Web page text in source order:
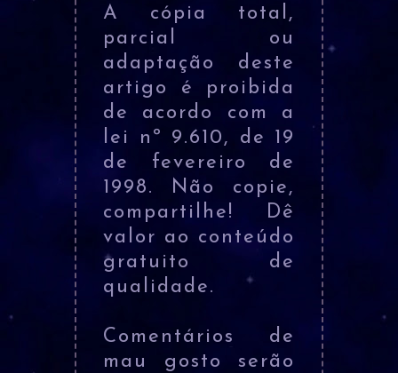
A cópia total,
parcial ou
adaptação deste
artigo é proibida
de acordo com a
lei nº 9.610, de 19
de fevereiro de
1998. Não copie,
compartilhe! Dê
valor ao conteúdo
gratuito de
qualidade.
Comentários de
mau gosto serão